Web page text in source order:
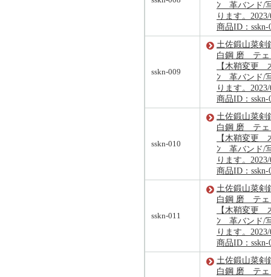
ﾝ 革バンド/
ります。
商品ID：sskn-
sskn-009
土佐鍛山菜剣
白鋼 磨 テェ
【木鞘変更
ﾝ 革バンド/
ります。
商品ID：sskn-
sskn-010
土佐鍛山菜剣
白鋼 磨 テェ
【木鞘変更
ﾝ 革バンド/
ります。
商品ID：sskn-
sskn-011
土佐鍛山菜剣
白鋼 磨 テェ
【木鞘変更
ﾝ 革バンド/
ります。
商品ID：sskn-
土佐鍛山菜剣
白鋼 磨 テェ